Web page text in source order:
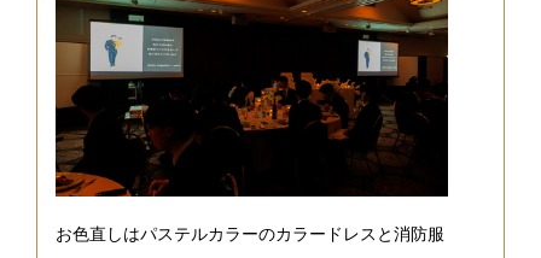
お色直しはパステルカラーのカラードレスと消防服